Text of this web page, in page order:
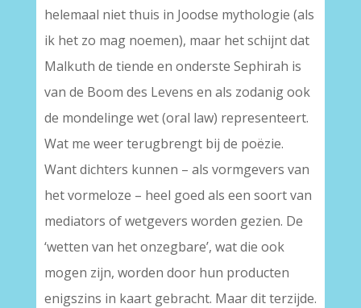
helemaal niet thuis in Joodse mythologie (als
ik het zo mag noemen), maar het schijnt dat
Malkuth de tiende en onderste Sephirah is
van de Boom des Levens en als zodanig ook
de mondelinge wet (oral law) representeert.
Wat me weer terugbrengt bij de poëzie.
Want dichters kunnen – als vormgevers van
het vormeloze – heel goed als een soort van
mediators of wetgevers worden gezien. De
‘wetten van het onzegbare’, wat die ook
mogen zijn, worden door hun producten
enigszins in kaart gebracht. Maar dit terzijde.